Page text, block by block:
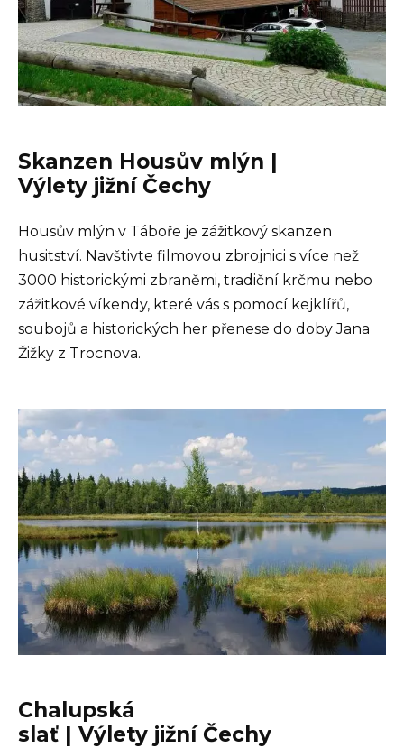
Skanzen Housův mlýn |
Výlety jižní Čechy
Housův mlýn v Táboře je zážitkový skanzen
husitství. Navštivte filmovou zbrojnici s více než
3000 historickými zbraněmi, tradiční krčmu nebo
zážitkové víkendy, které vás s pomocí kejklířů,
soubojů a historických her přenese do doby Jana
Žižky z Trocnova.
Chalupská
slať | Výlety jižní Čechy